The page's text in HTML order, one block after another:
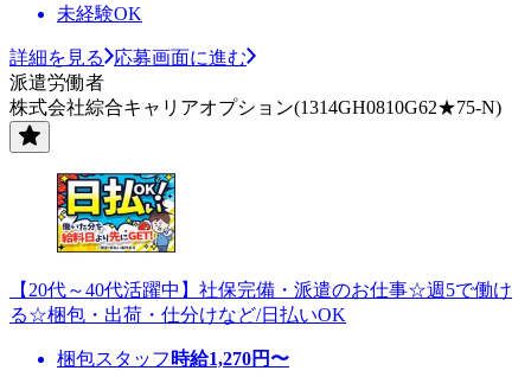
未経験OK
詳細を見る
応募画面に進む
派遣労働者
株式会社綜合キャリアオプション(1314GH0810G62★75-N)
【20代～40代活躍中】社保完備・派遣のお仕事☆週5で働け
る☆梱包・出荷・仕分けなど/日払いOK
梱包スタッフ 時給1,270円〜